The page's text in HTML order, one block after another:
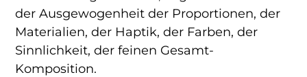
der Ausgewogenheit der Proportionen, der
Materialien, der Haptik, der Farben, der
Sinnlichkeit, der feinen Gesamt-
Komposition.